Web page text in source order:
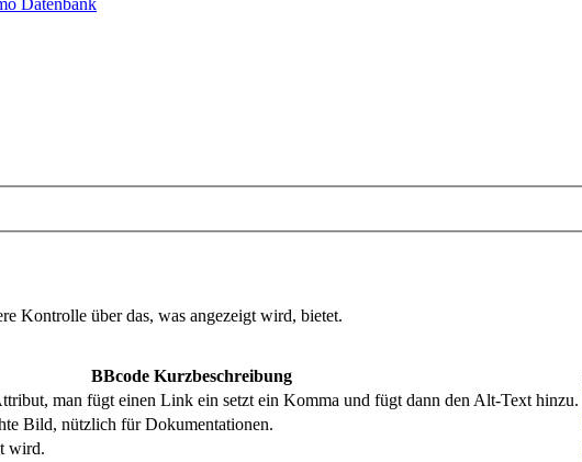
Datenbank
Kontrolle über das, was angezeigt wird, bietet.
BBcode Kurzbeschreibung
man fügt einen Link ein setzt ein Komma und fügt dann den Alt-Text hinzu.
Bild, nützlich für Dokumentationen.
wird.